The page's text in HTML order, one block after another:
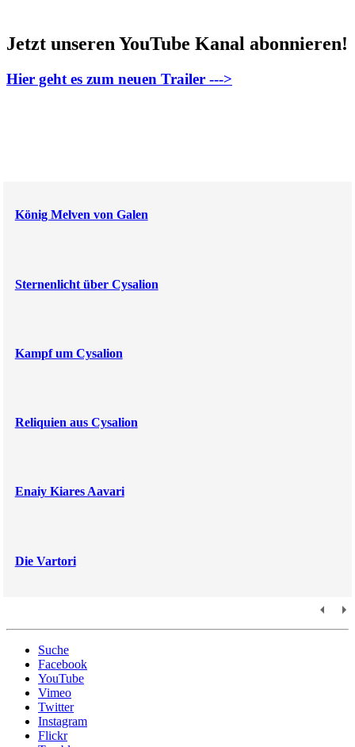
Jetzt unseren YouTube Kanal abonnieren!
Hier geht es zum neuen Trailer --->
König Melven von Galen
Sternenlicht über Cysalion
Kampf um Cysalion
Reliquien aus Cysalion
Enaiy Kiares Aavari
Die Vartori
Suche
Facebook
YouTube
Vimeo
Twitter
Instagram
Flickr